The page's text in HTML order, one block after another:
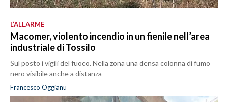
L’ALLARME
Macomer, violento incendio in un fienile nell’area
industriale di Tossilo
Sul posto i vigili del fuoco. Nella zona una densa colonna di fumo
nero visibile anche a distanza
Francesco Oggianu